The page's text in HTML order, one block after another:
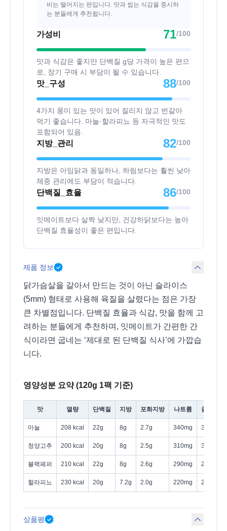
비는 떨어지는 편입니다. 맛과 씹는 식감을 중시하
는 분들에게 추천됩니다.
가성비 71/100
맛과 식감은 좋지만 단백질 g당 가격이 높은 편으
로, 장기 구매 시 부담이 될 수 있습니다.
맛_구성 88/100
4가지 풍미 있는 맛이 있어 질리지 않고 번갈아
먹기 좋습니다. 마늘·할라피뇨 등 자극적인 맛도
포함되어 있음.
지방_관리 82/100
지방은 아임닭과 동일하나, 하림보다는 훨씬 낮아
체중 관리에도 부담이 적습니다.
단백질_효율 86/100
잇메이트보다 살짝 낮지만, 건강하닭보다는 높아
단백질 효율성이 좋은 편입니다.
제품 정보
닭가슴살을 갈아서 만드는 것이 아닌 슬라이스
(5mm) 형태로 사용해 육질을 살렸다는 점은 가장
큰 차별점입니다. 단백질 효율과 식감, 맛을 함께 고
려하는 분들에게 추천하며, 잇메이트가 간편한 간
식이라면 굽네는 ‘제대로 된 단백질 식사’에 가깝습
니다.
영양성분 요약 (120g 1팩 기준)
맛 열량 단백질 지방 포화지방 나트륨 콜레스테
마늘 208 kcal 22g 8g 2.7g 340mg 30mg
청양고추 200 kcal 20g 8g 2.5g 310mg 30mg
블랙페퍼 210 kcal 22g 8g 2.6g 290mg 25mg
할라피뇨 230 kcal 20g 7.2g 2.0g 220mg 25mg
상품평